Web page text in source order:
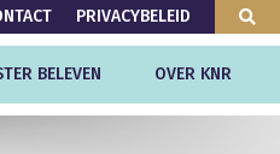
PRIVACYBELEID
BELEVEN OVER KNR